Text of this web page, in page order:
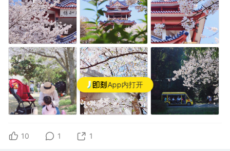
App内打开
10 1 1